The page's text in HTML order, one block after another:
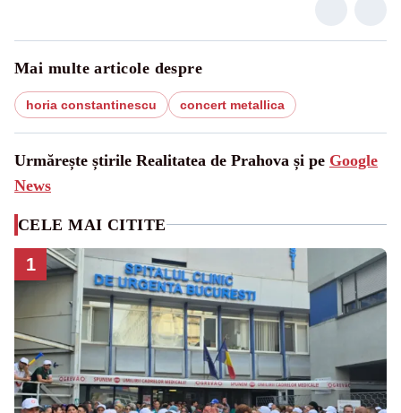
Mai multe articole despre
horia constantinescu concert metallica
Urmărește știrile Realitatea de Prahova și pe Google
News
CELE MAI CITITE
1